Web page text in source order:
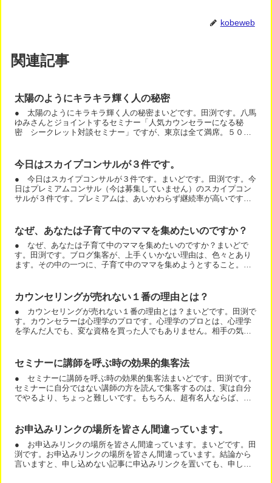
kobeweb
関連記事
太陽のようにキラキラ輝く人の秘密
● 太陽のようにキラキラ輝く人の秘密まいどです。田渕です。八馬
ゆみさんとジョイントするセミナー「人気カウンセラーになる秘
密 シークレット対談セミナー」ですが、東京は全て満席。５０人
今日はスカイプコンサルが３件です。
● 今日はスカイプコンサルが３件です。まいどです。田渕です。今
日はプレミアムコンサル（今は募集していません）のスカイプコン
サルが３件です。プレミアムは、あいかわらず継続率が高いです。
なぜ、あなたは子育て中のママを集めたいのですか？
● なぜ、あなたは子育て中のママを集めたいのですか？まいどで
す。田渕です。ブログ集客が、上手くいかない理由は、色々とあり
ます。その中の一つに、子育て中のママを集めようとすること。が
カウンセリングが売れない１番の理由とは？
● カウンセリングが売れない１番の理由とは？まいどです。田渕で
す。カウンセラーは心理学のプロです。心理学のプロとは、心理学
を学んだ人でも、変な資格を買った人でもありません。相手の気持
セミナーに講師を呼ぶ時の効果的集客法
● セミナーに講師を呼ぶ時の効果的集客法まいどです。田渕です。
セミナーに自分ではない講師の方を読んで集客するのは、実は自分
でやるより、ちょっと難しいです。もちろん、超有名人ならば、簡
お申込みリンクの場所を皆さん間違っています。
● お申込みリンクの場所を皆さん間違っています。まいどです。田
渕です。お申込みリンクの場所を皆さん間違っています。結論から
言いますと、申し込めない記事に申込みリンクを置いても、申し込